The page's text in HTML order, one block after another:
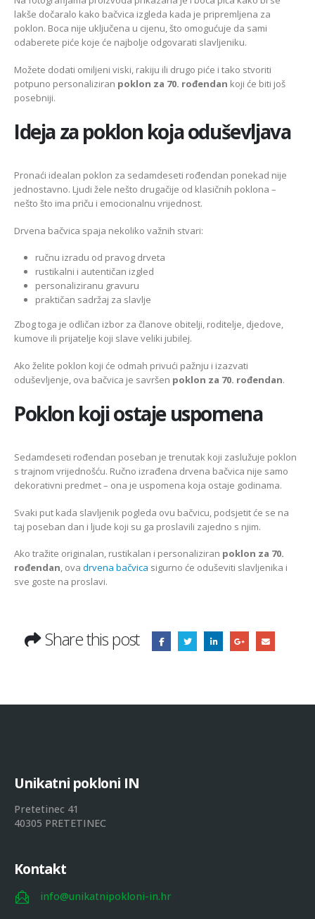
lakše dočaralo kako bačvica izgleda kada je pripremljena za
poklon. Boca nije uključena u cijenu, što omogućuje da sami
odaberete piće koje će najbolje odgovarati slavljeniku.
Možete dodati omiljeni viski, rakiju ili drugo piće i tako stvoriti
potpuno personaliziran poklon za 70. rođendan koji će biti još
posebniji.
Ideja za poklon koja oduševljava
Pronaći idealan poklon za sedamdeseti rođendan ponekad nije
jednostavno. Ljudi žele nešto drugačije od klasičnih poklona –
nešto što ima priču i emocionalnu vrijednost.
Drvena bačvica spaja nekoliko važnih stvari:
ručnu izradu od pravog drveta
rustikalni i autentičan izgled
personaliziranu gravuru
praktičan sadržaj za slavlje
Zbog toga je odličan izbor za članove obitelji, roditelje, djedove,
kumove ili prijatelje koji slave veliki jubilej.
Ako želite poklon koji će odmah privući pažnju i izazvati
oduševljenje, ova bačvica je savršen poklon za 70. rođendan.
Poklon koji ostaje uspomena
Sedamdeseti rođendan poseban je trenutak koji zaslužuje poklon
s trajnom vrijednošću. Ručno izrađena drvena bačvica nije samo
dekorativni predmet – ona je uspomena koja ostaje godinama.
Svaki put kada slavljenik pogleda ovu bačvicu, podsjetit će se na
taj poseban dan i ljude koji su ga proslavili zajedno s njim.
Ako tražite originalan, rustikalan i personaliziran poklon za 70.
rođendan, ova drvena bačvica sigurno će oduševiti slavljenika i
sve goste na proslavi.
Share this post
Unikatni pokloni IN
Pretetinec 41
40305 PRETETINEC
Kontakt
info@unikatnipokloni-in.hr